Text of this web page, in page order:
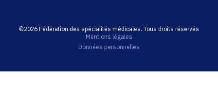
©2026 Fédération des spécialités médicales. Tous droits réservés
Mentions légales
Données personnelles